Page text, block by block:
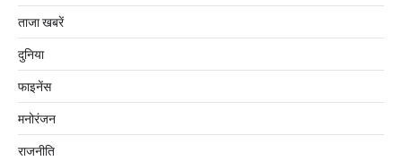
ताजा खबरें
दुनिया
फाइनेंस
मनोरंजन
राजनीति